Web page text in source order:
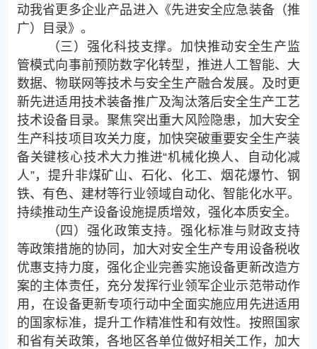
动我省更多企业产品进入《先进安全应急装备（推
广）目录》。
（三）强化科技支撑。加快推动安全生产监
管模式向事前预防数字化转型，推进人工智能、大
数据、物联网等技术与安全生产融合发展。及时更
新先进适用技术装备推广及淘汰落后安全生产工艺
技术设备目录。聚焦突出重大风险隐患，加大安全
生产科技项目攻关力度，加快突破重要安全生产装
备关键核心技术大力推进“机械化换人、自动化减
人”，提升非煤矿山、石化、化工、烟花爆竹、钢
铁、有色、建材等行业领域自动化、智能化水平。
持续推动生产设备设施提质增效，强化本质安全。
（四）强化政策支持。强化标准与财政支持
等政策措施的协同，加大对安全生产专用设备税收
优惠支持力度，强化企业完善实施设备更新改造方
案的主体责任，充分发挥行业领军企业示范带动作
用，在设备更新专项行动中全面实施应用先进适用
的国家标准，提升工作精准性和有效性。按照国家
和省有关政策，各地区各单位做好相关工作，加大